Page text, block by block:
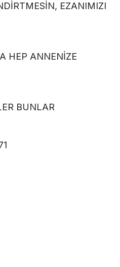
EZANIMIZI
HEP ANNENİZE
BUNLAR